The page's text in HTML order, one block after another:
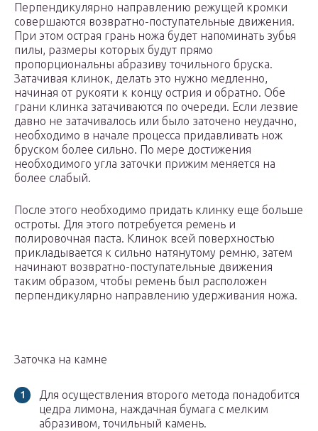
Перпендикулярно направлению режущей кромки
совершаются возвратно-поступательные движения.
При этом острая грань ножа будет напоминать зубья
пилы, размеры которых будут прямо
пропорциональны абразиву точильного бруска.
Затачивая клинок, делать это нужно медленно,
начиная от рукояти к концу острия и обратно. Обе
грани клинка затачиваются по очереди. Если лезвие
давно не затачивалось или было заточено неудачно,
необходимо в начале процесса придавливать нож
бруском более сильно. По мере достижения
необходимого угла заточки прижим меняется на
более слабый.
После этого необходимо придать клинку еще больше
остроты. Для этого потребуется ремень и
полировочная паста. Клинок всей поверхностью
прикладывается к сильно натянутому ремню, затем
начинают возвратно-поступательные движения
таким образом, чтобы ремень был расположен
перпендикулярно направлению удерживания ножа.
Заточка на камне
Для осуществления второго метода понадобится
цедра лимона, наждачная бумага с мелким
абразивом, точильный камень.